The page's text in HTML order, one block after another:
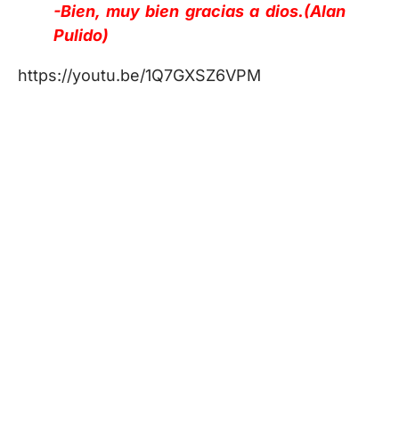
-Bien, muy bien gracias a dios.(Alan
Pulido)
https://youtu.be/1Q7GXSZ6VPM